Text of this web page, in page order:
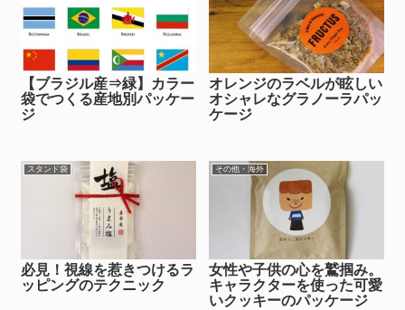
【ブラジル産⇒緑】カラー
袋でつくる産地別パッケー
ジ
オレンジのラベルが眩しい
オシャレなグラノーラパッ
ケージ
スタンド袋
必見！視線を惹きつけるラ
ッピングのテクニック
その他・海外
女性や子供の心を鷲掴み。
キャラクターを使った可愛
いクッキーのパッケージ